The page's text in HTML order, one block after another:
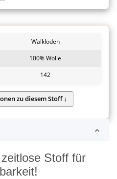
Walkloden
100% Wolle
142
Stoff für